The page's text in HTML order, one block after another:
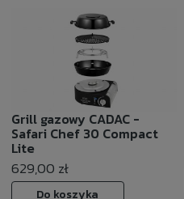
Grill gazowy CADAC -
Safari Chef 30 Compact
Lite
629,00 zł
Do koszyka